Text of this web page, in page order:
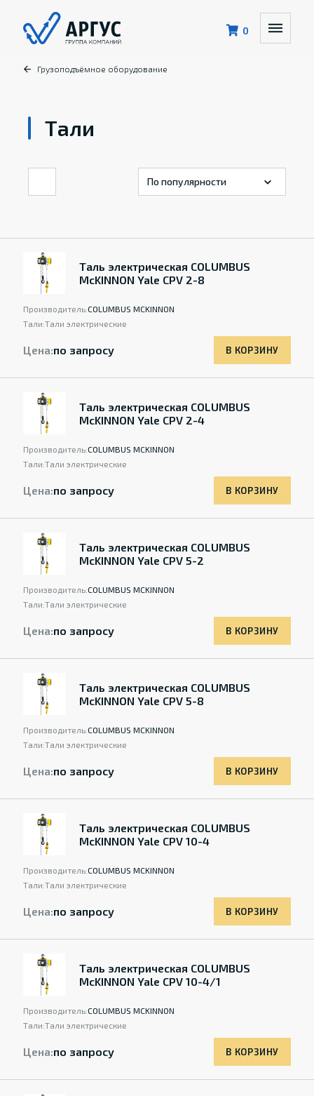
0
Грузоподъёмное оборудование
Тали
Таль электрическая COLUMBUS
McKINNON Yale CPV 2-8
Производитель:COLUMBUS MCKINNON
Тали:Тали электрические
Цена:по запросу В КОРЗИНУ
Таль электрическая COLUMBUS
McKINNON Yale CPV 2-4
Производитель:COLUMBUS MCKINNON
Тали:Тали электрические
Цена:по запросу В КОРЗИНУ
Таль электрическая COLUMBUS
McKINNON Yale CPV 5-2
Производитель:COLUMBUS MCKINNON
Тали:Тали электрические
Цена:по запросу В КОРЗИНУ
Таль электрическая COLUMBUS
McKINNON Yale CPV 5-8
Производитель:COLUMBUS MCKINNON
Тали:Тали электрические
Цена:по запросу В КОРЗИНУ
Таль электрическая COLUMBUS
McKINNON Yale CPV 10-4
Производитель:COLUMBUS MCKINNON
Тали:Тали электрические
Цена:по запросу В КОРЗИНУ
Таль электрическая COLUMBUS
McKINNON Yale CPV 10-4/1
Производитель:COLUMBUS MCKINNON
Тали:Тали электрические
Цена:по запросу В КОРЗИНУ